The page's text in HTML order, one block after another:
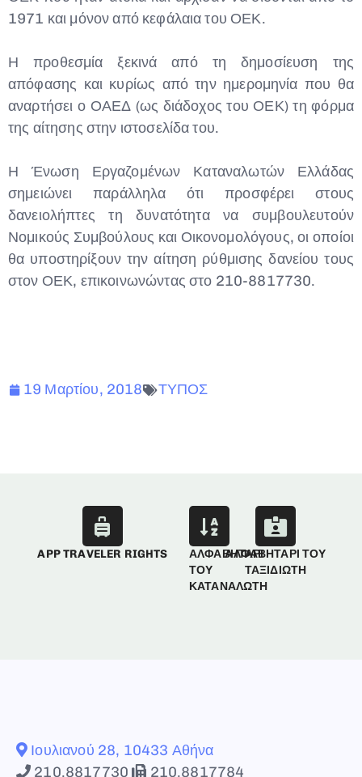
1971 και μόνον από κεφάλαια του ΟΕΚ.
Η προθεσμία ξεκινά από τη δημοσίευση της
απόφασης και κυρίως από την ημερομηνία που θα
αναρτήσει ο ΟΑΕΔ (ως διάδοχος του ΟΕΚ) τη φόρμα
της αίτησης στην ιστοσελίδα του.
Η Ένωση Εργαζομένων Καταναλωτών Ελλάδας
σημειώνει παράλληλα ότι προσφέρει στους
δανειολήπτες τη δυνατότητα να συμβουλευτούν
Νομικούς Συμβούλους και Οικονομολόγους, οι οποίοι
θα υποστηρίξουν την αίτηση ρύθμισης δανείου τους
στον ΟΕΚ, επικοινωνώντας στο 210-8817730.
19 Μαρτίου, 2018 ΤΥΠΟΣ
APP TRAVELER RIGHTS
ΑΛΦΑΒΗΤΑΡΙ
ΤΟΥ
ΚΑΤΑΝΑΛΩΤΗ
ΑΛΦΑΒΗΤΑΡΙ ΤΟΥ
ΤΑΞΙΔΙΩΤΗ
Ιουλιανού 28, 10433 Αθήνα
210.8817730
210.8817784